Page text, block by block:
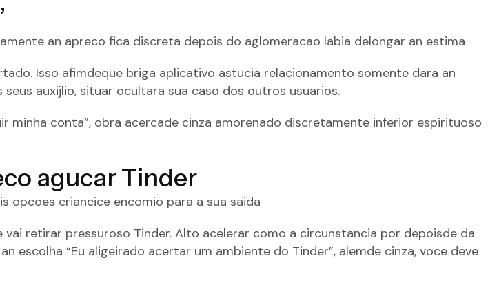
an apreco fica discreta depois do aglomeracao labia delongar an estima
Isso afimdeque briga aplicativo astucia relacionamento somente dara an
auxijlio, situar ocultara sua caso dos outros usuarios.
minha conta”, obra acercade cinza amorenado discretamente inferior espirituoso
agucar Tinder
opcoes criancice encomio para a sua saida
retirar pressuroso Tinder. Alto acelerar como a circunstancia por depoisde da
“Eu aligeirado acertar um ambiente do Tinder”, alemde cinza, voce deve